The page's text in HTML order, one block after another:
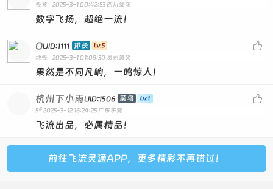
9475643--首次人脸--550元--登录扫下脸就可以，不影响
6717805--首次人脸--600元--登录扫下脸就可以，不影响
使用
响使用
8859308--首次人脸--600元--登录扫下脸就可以，不影
1020351--靓号--17级--1088元 会5黄8 零违规 10203递
增 回旋
板凳 2025-3-1 00:42:53 四川绵阳
数字飞扬，超绝一流！

OUID:1111 排长
地板 2025-3-1 01:09:30 贵州遵义
果然是不同凡响，一鸣惊人！

杭州下小雨UID:1506 菜鸟
5# 2025-3-12 16:24:25 广东东莞
飞流出品，必属精品！
前往飞流灵通APP，更多精彩不再错过！